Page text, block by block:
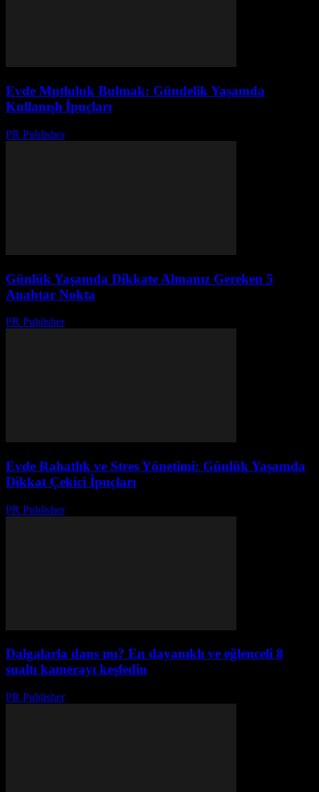
Evde Mutluluk Bulmak: Gündelik Yaşamda
Kullanışlı İpuçları
PR Publisher-
Günlük Yaşamda Dikkate Almanız Gereken 5
Anahtar Nokta
PR Publisher-
Evde Rahatlık ve Stres Yönetimi: Günlük Yaşamda
Dikkat Çekici İpuçları
PR Publisher-
Dalgalarla dans mı? En dayanıklı ve eğlenceli 8
sualtı kamerayı keşfedin
PR Publisher-